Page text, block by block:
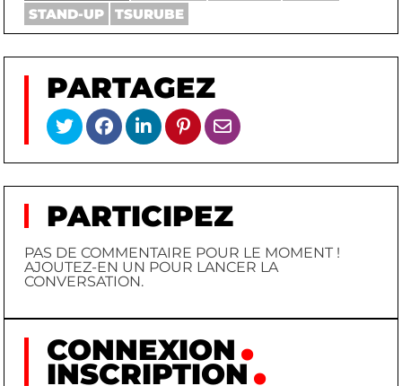
STAND-UP
TSURUBE
PARTAGEZ
PARTICIPEZ
PAS DE COMMENTAIRE POUR LE MOMENT !
AJOUTEZ-EN UN POUR LANCER LA
CONVERSATION.
CONNEXION
INSCRIPTION